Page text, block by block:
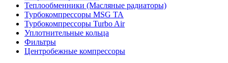
Теплообменники (Масляные радиаторы)
Турбокомпрессоры MSG TA
Турбокомпрессоры Turbo Air
Уплотнительные кольца
Фильтры
Центробежные компрессоры